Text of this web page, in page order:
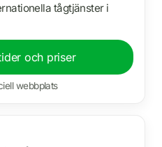
tågtjänster i
och priser
webbplats